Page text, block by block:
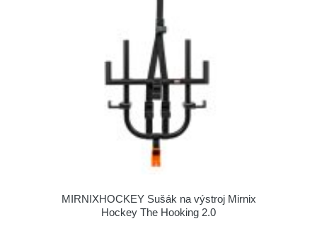
MIRNIXHOCKEY Sušák na výstroj Mirnix
Hockey The Hooking 2.0